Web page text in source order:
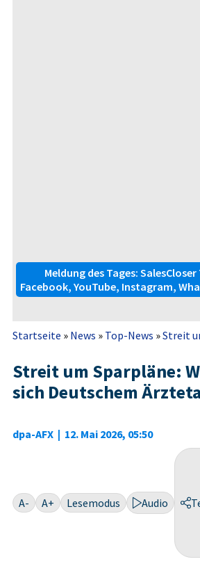
Meldung des Tages:
Facebook, YouTube, Instagram,
Startseite » News » Top-News »Streit
Streit um Sparpläne:
sich Deutschem
dpa-AFX | 12. Mai 2026, 05:50
A- A+ Lesemodus Audio